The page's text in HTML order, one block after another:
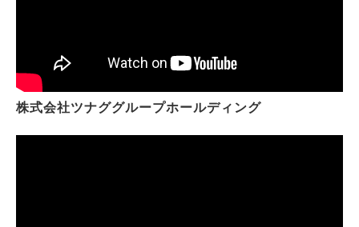
株式会社ツナググループホールディング